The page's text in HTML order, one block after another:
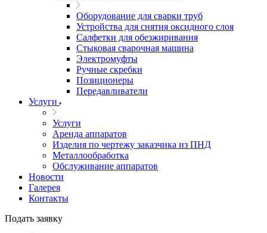
Оборудование для сварки труб
Устройства для снятия оксидного слоя
Салфетки для обезжиривания
Стыковая сварочная машина
Электромуфты
Ручные скребки
Позиционеры
Передавливатели
Услуги
Услуги
Аренда аппаратов
Изделия по чертежу заказчика из ПНД
Металлообработка
Обслуживание аппаратов
Новости
Галерея
Контакты
Подать заявку